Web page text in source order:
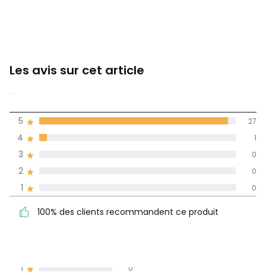
Les avis sur cet article
5
(28)
1 0
4 1
100% des clients
recommandent ce produit
1 0
2 0
3 0
4 1
5 27
100% des clients recommandent ce produit